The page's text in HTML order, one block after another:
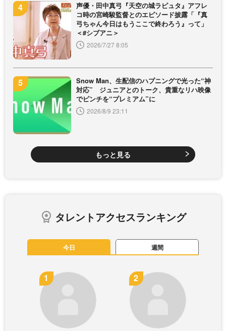
声優・田中真弓『天空の城ラピュタ』アフレ
コ時の宮崎駿監督とのエピソード披露「『真
弓ちゃん今日はもうここで終わろう』って」
＜#シブアニ＞
2026/7/27 8:05
Snow Man、生配信のハプニングで光った“神
対応” ジュニアとのトーク、貴重なリハ映像
でピンチを“プレミアム”に
2026/8/9 23:11
もっと見る
タレントアクセスランキング
今日 週間